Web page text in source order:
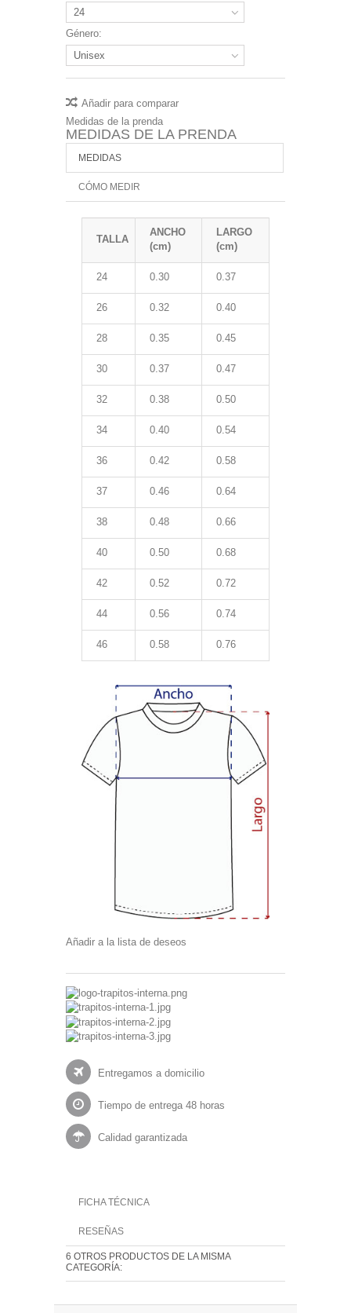
24
Género:
Unisex
Añadir para comparar
Medidas de la prenda
MEDIDAS DE LA PRENDA
MEDIDAS
CÓMO MEDIR
TALLA
ANCHO
(cm)
LARGO
(cm)
24 0.30 0.37
26 0.32 0.40
28 0.35 0.45
30 0.37 0.47
32 0.38 0.50
34 0.40 0.54
36 0.42 0.58
37 0.46 0.64
38 0.48 0.66
40 0.50 0.68
42 0.52 0.72
44 0.56 0.74
46 0.58 0.76
Añadir a la lista de deseos
Entregamos a domicilio
Tiempo de entrega 48 horas
Calidad garantizada
FICHA TÉCNICA
RESEÑAS
6 OTROS PRODUCTOS DE LA MISMA
CATEGORÍA: